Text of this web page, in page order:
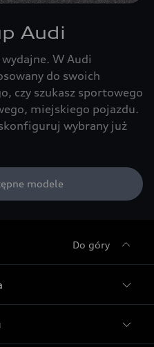
Audi
W Audi
do swoich
czy szukasz sportowego
miejskiego pojazdu.
wybrany już
modele
Do góry